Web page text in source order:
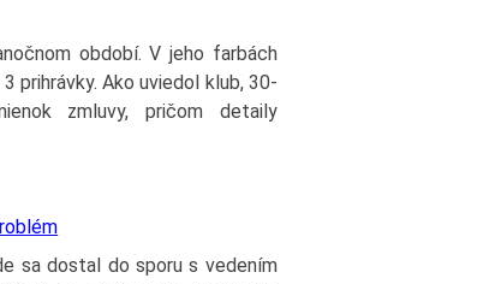
období. V jeho farbách
prihrávky. Ako uviedol klub, 30-
zmluvy, pričom detaily
sa dostal do sporu s vedením